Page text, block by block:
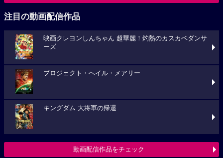
注目の動画配信作品
映画クレヨンしんちゃん 超華麗！灼熱のカスカベダンサ
ーズ
プロジェクト・ヘイル・メアリー
キングダム 大将軍の帰還
動画配信作品をチェック